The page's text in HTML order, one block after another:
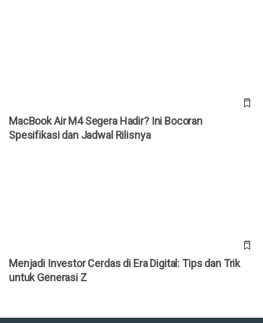
MacBook Air M4 Segera Hadir? Ini Bocoran
Spesifikasi dan Jadwal Rilisnya
Menjadi Investor Cerdas di Era Digital: Tips dan Trik
untuk Generasi Z